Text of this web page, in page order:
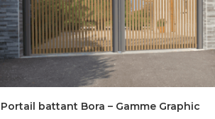
Portail battant Bora – Gamme Graphic